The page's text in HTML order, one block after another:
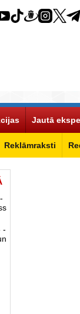
Reklāmraksti
Jautā
-